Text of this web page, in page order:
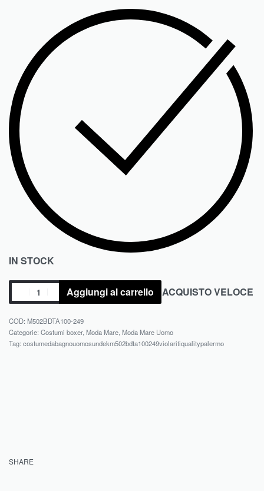
IN STOCK
Aggiungi al carrello ACQUISTO VELOCE
M502BDTA100-249
Categorie: Costumi boxer, Moda Mare Moda Mare Uomo
Tag: costumedabagnouomosundekm502bdta100249violaritiqualitypalermo
SHARE